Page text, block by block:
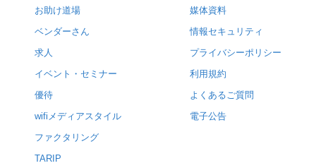
お助け道場
ベンダーさん
求人
イベント・セミナー
優待
wifiメディアスタイル
ファクタリング
TARIP
媒体資料
情報セキュリティ
プライバシーポリシー
利用規約
よくあるご質問
電子公告